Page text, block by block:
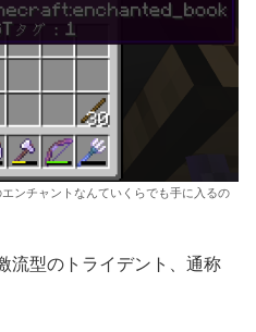
ンチャントなんていくらでも手に入るの
型のトライデント、通称